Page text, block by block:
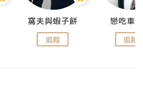
窩夫與蝦子餅
追蹤
戀吃車
追蹤